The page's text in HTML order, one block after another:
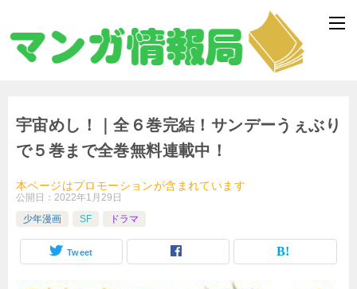
宇宙めし！｜全６巻完結！サンデーうぇぶり
で５巻まで全巻無料連載中！
本ページはプロモーションが含まれています
公開日： 2022年1月29日
少年漫画
SF ドラマ
Tweet